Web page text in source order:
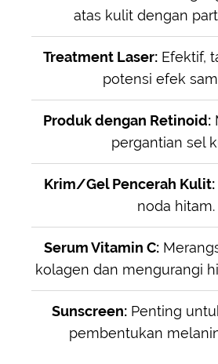
atas kulit dengan
Treatment Laser:Efektif,
potensi efek
Produk dengan Retinoid:
pergantian sel
Krim/Gel Pencerah Kulit:
noda hitam.
Serum Vitamin C:
kolagen dan mengurangi
Sunscreen:Penting
pembentukan